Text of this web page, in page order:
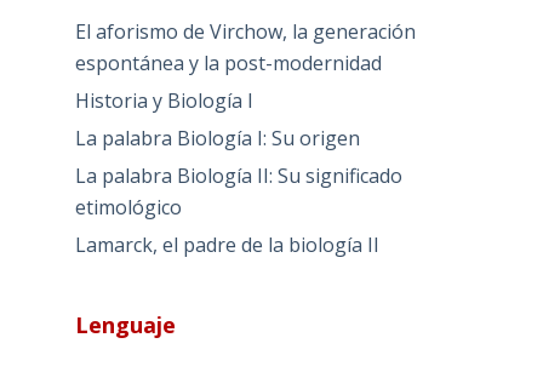
El aforismo de Virchow, la generación
espontánea y la post-modernidad
Historia y Biología I
La palabra Biología I: Su origen
La palabra Biología II: Su significado
etimológico
Lamarck, el padre de la biología II
Lenguaje